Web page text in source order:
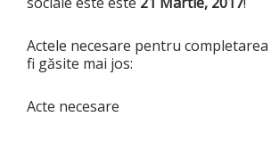
Actele necesare pentru
fi găsite mai jos:
Acte necesare